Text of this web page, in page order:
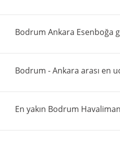
Bodrum Ankara Esenboğa
Bodrum - Ankara arası en
En yakın Bodrum